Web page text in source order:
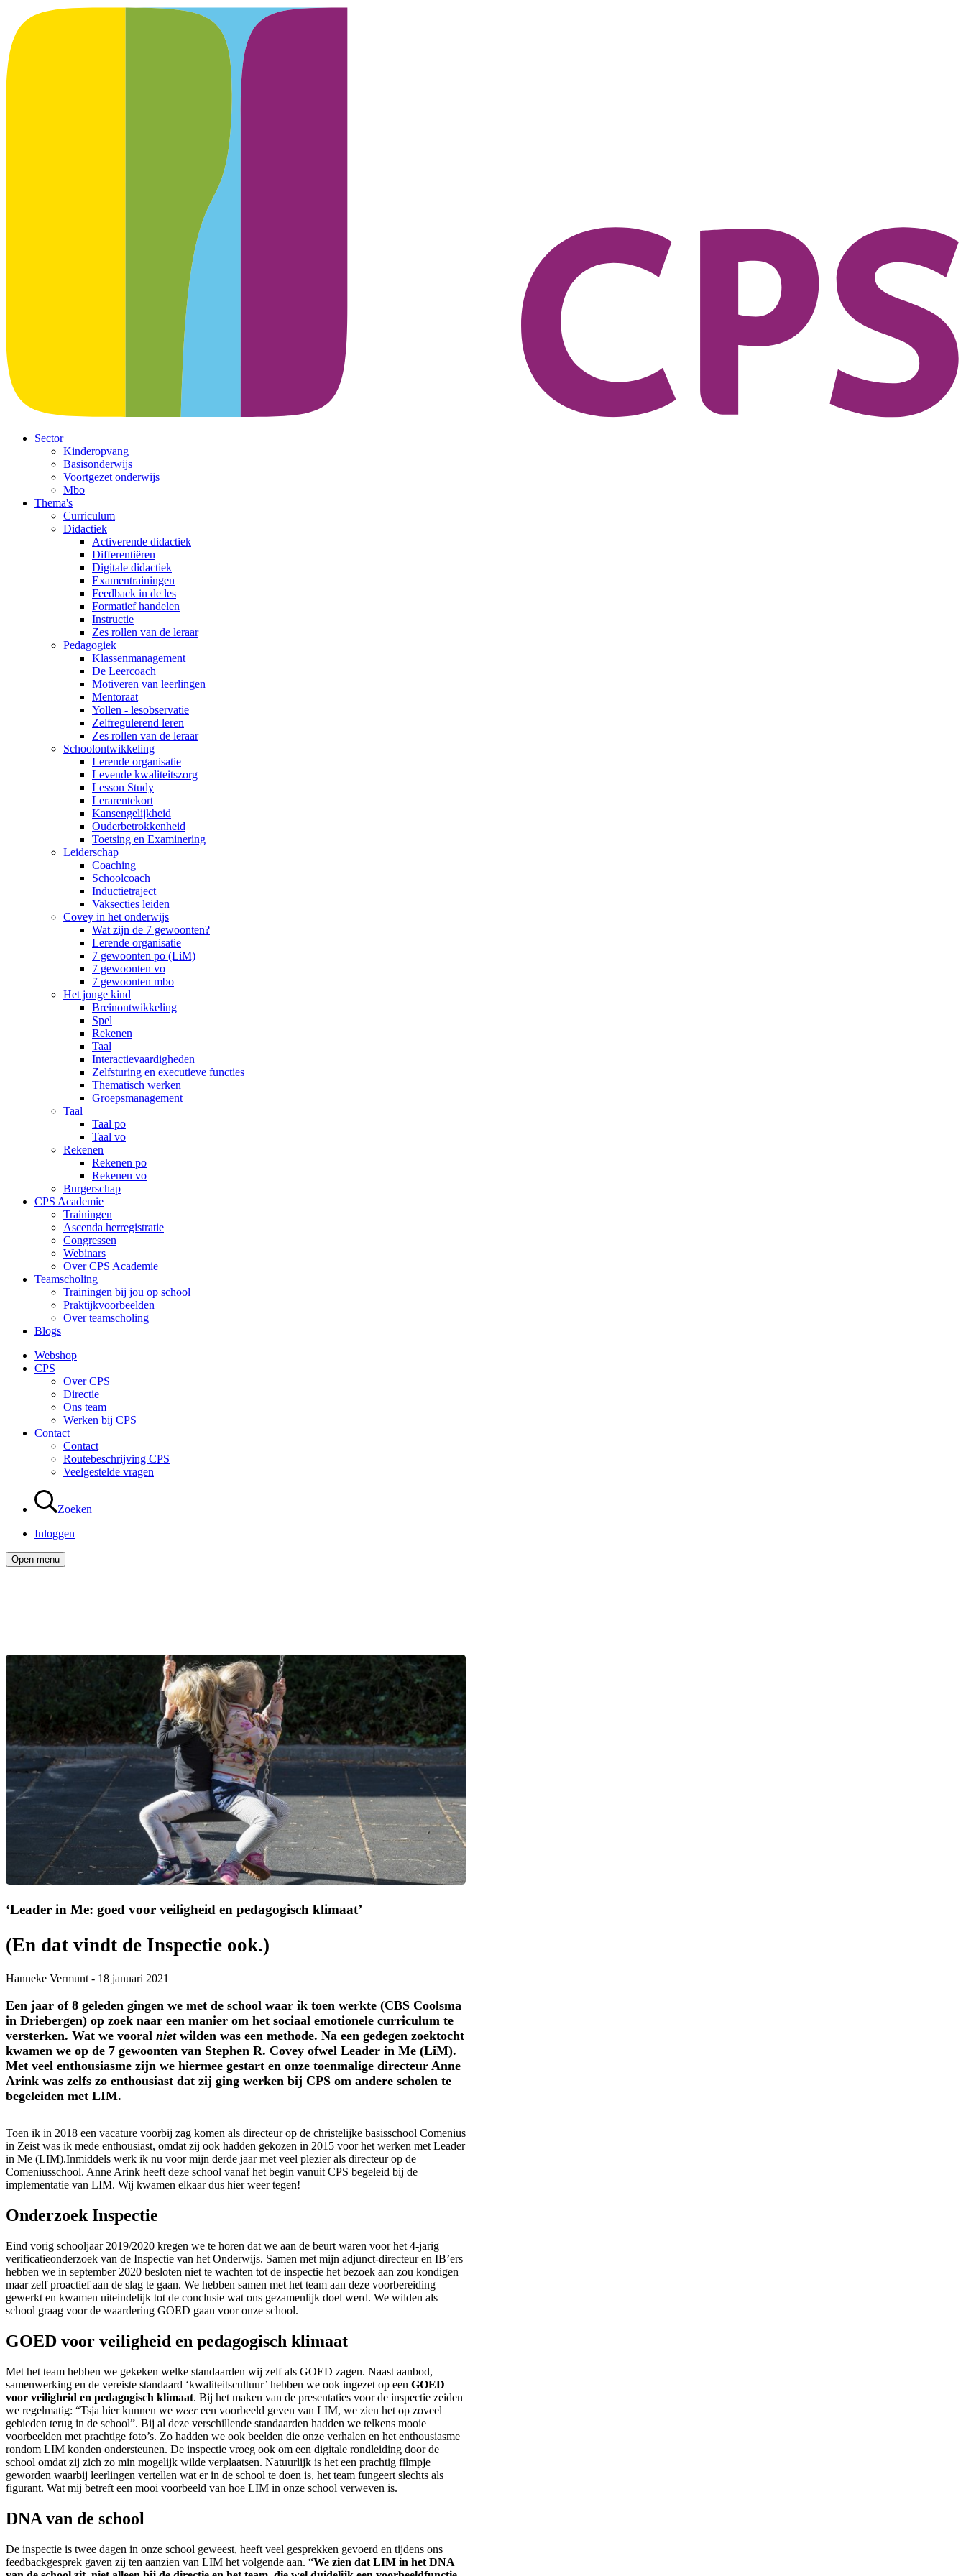
Sector
Kinderopvang
Basisonderwijs
Voortgezet onderwijs
Mbo
Thema's
Curriculum
Didactiek
Activerende didactiek
Differentiëren
Digitale didactiek
Examentrainingen
Feedback in de les
Formatief handelen
Instructie
Zes rollen van de leraar
Pedagogiek
Klassenmanagement
De Leercoach
Motiveren van leerlingen
Mentoraat
Yollen - lesobservatie
Zelfregulerend leren
Zes rollen van de leraar
Schoolontwikkeling
Lerende organisatie
Levende kwaliteitszorg
Lesson Study
Lerarentekort
Kansengelijkheid
Ouderbetrokkenheid
Toetsing en Examinering
Leiderschap
Coaching
Schoolcoach
Inductietraject
Vaksecties leiden
Covey in het onderwijs
Wat zijn de 7 gewoonten?
Lerende organisatie
7 gewoonten po (LiM)
7 gewoonten vo
7 gewoonten mbo
Het jonge kind
Breinontwikkeling
Spel
Rekenen
Taal
Interactievaardigheden
Zelfsturing en executieve functies
Thematisch werken
Groepsmanagement
Taal
Taal po
Taal vo
Rekenen
Rekenen po
Rekenen vo
Burgerschap
CPS Academie
Trainingen
Ascenda herregistratie
Congressen
Webinars
Over CPS Academie
Teamscholing
Trainingen bij jou op school
Praktijkvoorbeelden
Over teamscholing
Blogs
Webshop
CPS
Over CPS
Directie
Ons team
Werken bij CPS
Contact
Contact
Routebeschrijving CPS
Veelgestelde vragen
Zoeken
Inloggen
Open menu
‘Leader in Me: goed voor veiligheid en pedagogisch klimaat’
(En dat vindt de Inspectie ook.)
Hanneke Vermunt - 18 januari 2021
Een jaar of 8 geleden gingen we met de school waar ik toen werkte (CBS Coolsma
in Driebergen) op zoek naar een manier om het sociaal emotionele curriculum te
versterken. Wat we vooral nietwilden was een methode. Na een gedegen zoektocht
kwamen we op de 7 gewoonten van Stephen R. Covey ofwel Leader in Me (LiM).
Met veel enthousiasme zijn we hiermee gestart en onze toenmalige directeur Anne
Arink was zelfs zo enthousiast dat zij ging werken bij CPS om andere scholen te
begeleiden met LIM.
Toen ik in 2018 een vacature voorbij zag komen als directeur op de christelijke basisschool Comenius
in Zeist was ik mede enthousiast, omdat zij ook hadden gekozen in 2015 voor het werken met Leader
in Me (LIM).Inmiddels werk ik nu voor mijn derde jaar met veel plezier als directeur op de
Comeniusschool. Anne Arink heeft deze school vanaf het begin vanuit CPS begeleid bij de
implementatie van LIM. Wij kwamen elkaar dus hier weer tegen!
Onderzoek Inspectie
Eind vorig schooljaar 2019/2020 kregen we te horen dat we aan de beurt waren voor het 4-jarig
verificatieonderzoek van de Inspectie van het Onderwijs. Samen met mijn adjunct-directeur en IB’ers
hebben we in september 2020 besloten niet te wachten tot de inspectie het bezoek aan zou kondigen
maar zelf proactief aan de slag te gaan. We hebben samen met het team aan deze voorbereiding
gewerkt en kwamen uiteindelijk tot de conclusie wat ons gezamenlijk doel werd. We wilden als
school graag voor de waardering GOED gaan voor onze school.
GOED voor veiligheid en pedagogisch klimaat
Met het team hebben we gekeken welke standaarden wij zelf als GOED zagen. Naast aanbod,
samenwerking en de vereiste standaard ‘kwaliteitscultuur’ hebben we ook ingezet op een GOED
voor veiligheid en pedagogisch klimaat. Bij het maken van de presentaties voor de inspectie zeiden
we regelmatig: “Tsja hier kunnen we weereen voorbeeld geven van LIM, we zien het op zoveel
gebieden terug in de school”. Bij al deze verschillende standaarden hadden we telkens mooie
voorbeelden met prachtige foto’s. Zo hadden we ook beelden die onze verhalen en het enthousiasme
rondom LIM konden ondersteunen. De inspectie vroeg ook om een digitale rondleiding door de
school omdat zij zich zo min mogelijk wilde verplaatsen. Natuurlijk is het een prachtig filmpje
geworden waarbij leerlingen vertellen wat er in de school te doen is, het team fungeert slechts als
figurant. Wat mij betreft een mooi voorbeeld van hoe LIM in onze school verweven is.
DNA van de school
De inspectie is twee dagen in onze school geweest, heeft veel gesprekken gevoerd en tijdens ons
feedbackgesprek gaven zij ten aanzien van LIM het volgende aan. “We zien dat LIM in het DNA